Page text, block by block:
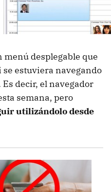
menú desplegable que
se estuviera navegando
decir, el navegador
semana, pero
utilizándolo desde